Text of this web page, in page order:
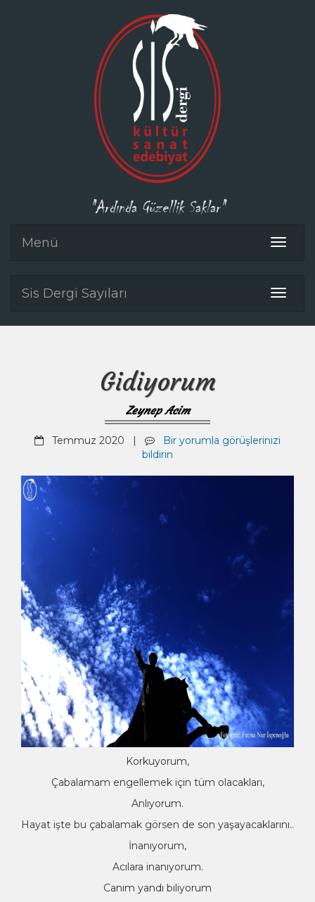
"Ardında Güzellik Saklar"
Toggle
Menü
Toggle
Sis Dergi Sayıları
Gidiyorum
Zeynep Acim
Temmuz 2020 |
Bir yorumla görüşlerinizi
bildirin
Korkuyorum,
Çabalamam engellemek için tüm olacakları,
Anlıyorum.
Hayat işte bu çabalamak görsen de son yaşayacaklarını..
İnanıyorum,
Acılara inanıyorum.
Canım yandı biliyorum